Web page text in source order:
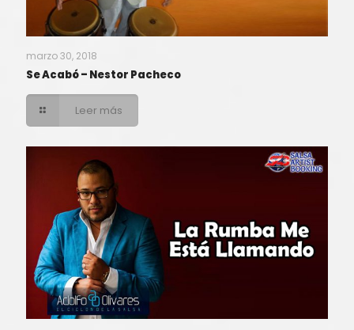
marzo 30, 2018
Se Acabó – Nestor Pacheco
Leer más